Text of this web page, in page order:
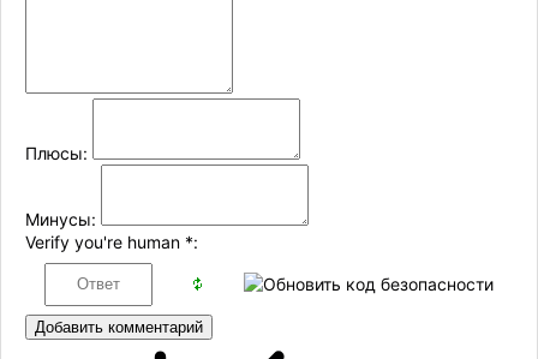
Плюсы:
Минусы:
Verify you're human *:
Добавить комментарий